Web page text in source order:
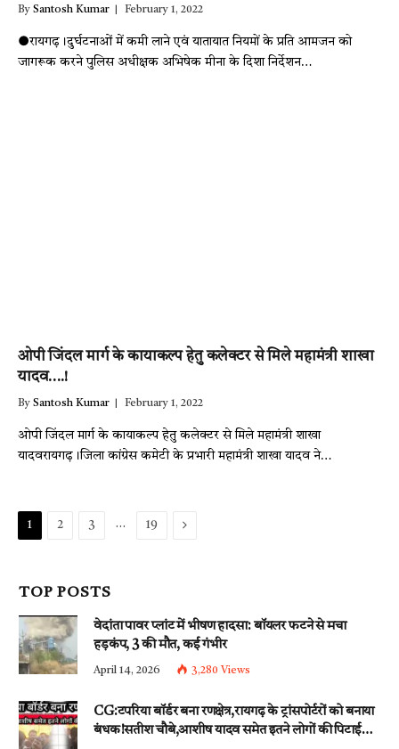
By Santosh Kumar February 1, 2022
●रायगढ़।दुर्घटनाओं में कमी लाने एवं यातायात नियमों के प्रति आमजन को
जागरूक करने पुलिस अधीक्षक अभिषेक मीना के दिशा निर्देशन…
ओपी जिंदल मार्ग के कायाकल्प हेतु कलेक्टर से मिले महामंत्री शाखा
यादव….!
By Santosh Kumar February 1, 2022
ओपी जिंदल मार्ग के कायाकल्प हेतु कलेक्टर से मिले महामंत्री शाखा
यादवरायगढ़।जिला कांग्रेस कमेटी के प्रभारी महामंत्री शाखा यादव ने…
1 2 3 … 19 Next
TOP POSTS
वेदांता पावर प्लांट में भीषण हादसा: बॉयलर फटने से मचा
हड़कंप, 3 की मौत, कई गंभीर
April 14, 2026 3,280 Views
CG:टपरिया बॉर्डर बना रणक्षेत्र,रायगढ़ के ट्रांसपोर्टरों को बनाया
बंधक!सतीश चौबे,आशीष यादव समेत इतने लोगों की पिटाई…